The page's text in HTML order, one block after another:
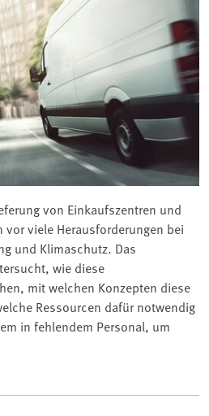
von Einkaufszentren und
viele Herausforderungen bei
und Klimaschutz. Das
wie diese
mit welchen Konzepten diese
Ressourcen dafür notwendig
in fehlendem Personal, um